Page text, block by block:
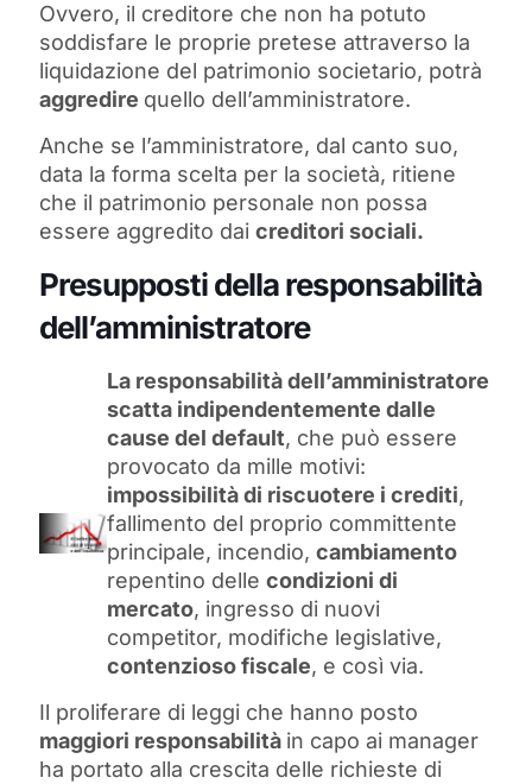
Ovvero, il creditore che non ha potuto
soddisfare le proprie pretese attraverso la
liquidazione del patrimonio societario, potrà
aggredire quello dell’amministratore.
Anche se l’amministratore, dal canto suo,
data la forma scelta per la società, ritiene
che il patrimonio personale non possa
essere aggredito dai creditori sociali.
Presupposti della responsabilità
dell’amministratore
La responsabilità dell’amministratore
scatta indipendentemente dalle
cause del default, che può essere
provocato da mille motivi:
impossibilità di riscuotere i crediti,
fallimento del proprio committente
principale, incendio, cambiamento
repentino delle condizioni di
mercato, ingresso di nuovi
competitor, modifiche legislative,
contenzioso fiscale, e così via.
Il proliferare di leggi che hanno posto
maggiori responsabilità in capo ai manager
ha portato alla crescita delle richieste di